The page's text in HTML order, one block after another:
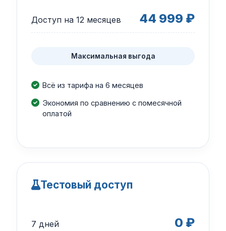
Доступ на 12 месяцев 44 999 ₽
Максимальная выгода
Всё из тарифа на 6 месяцев
Экономия по сравнению с помесячной
оплатой
Тестовый доступ
7 дней 0 ₽